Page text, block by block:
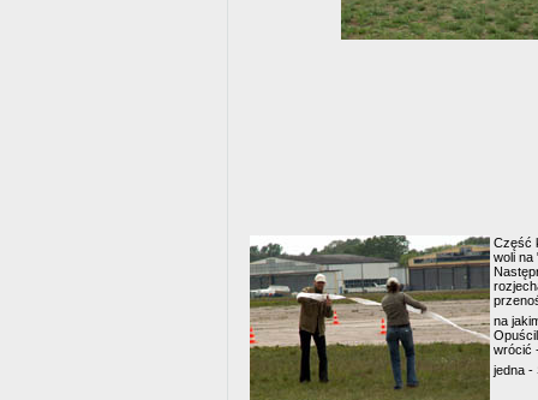
Część
woli na
na
wrócić
jedna -